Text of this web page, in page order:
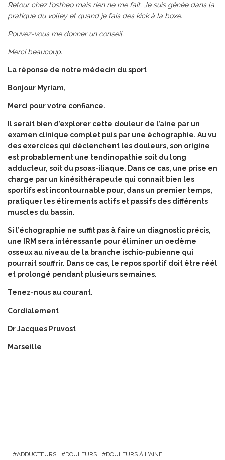
Retour chez l’ostheo mais rien ne me fait. Je suis gênée dans la
pratique du volley et quand je fais des kick à la boxe.
Pouvez-vous me donner un conseil.
Merci beaucoup.
La réponse de notre médecin du sport
Bonjour Myriam,
Merci pour votre confiance.
Il serait bien d’explorer cette douleur de l’aine par un
examen clinique complet puis par une échographie. Au vu
des exercices qui déclenchent les douleurs, son origine
est probablement une tendinopathie soit du long
adducteur, soit du psoas-iliaque. Dans ce cas, une prise en
charge par un kinésithérapeute qui connait bien les
sportifs est incontournable pour, dans un premier temps,
pratiquer les étirements actifs et passifs des différents
muscles du bassin.
Si l’échographie ne suffit pas à faire un diagnostic précis,
une IRM sera intéressante pour éliminer un oedème
osseux au niveau de la branche ischio-pubienne qui
pourrait souffrir. Dans ce cas, le repos sportif doit être réél
et prolongé pendant plusieurs semaines.
Tenez-nous au courant.
Cordialement
Dr Jacques Pruvost
Marseille
ADDUCTEURS DOULEURS DOULEURS À L'AINE